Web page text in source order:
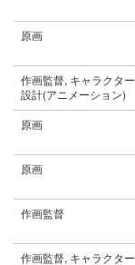
原画
作画監督, キャラクター
設計(アニメーション)
原画
原画
作画監督
作画監督, キャラクター